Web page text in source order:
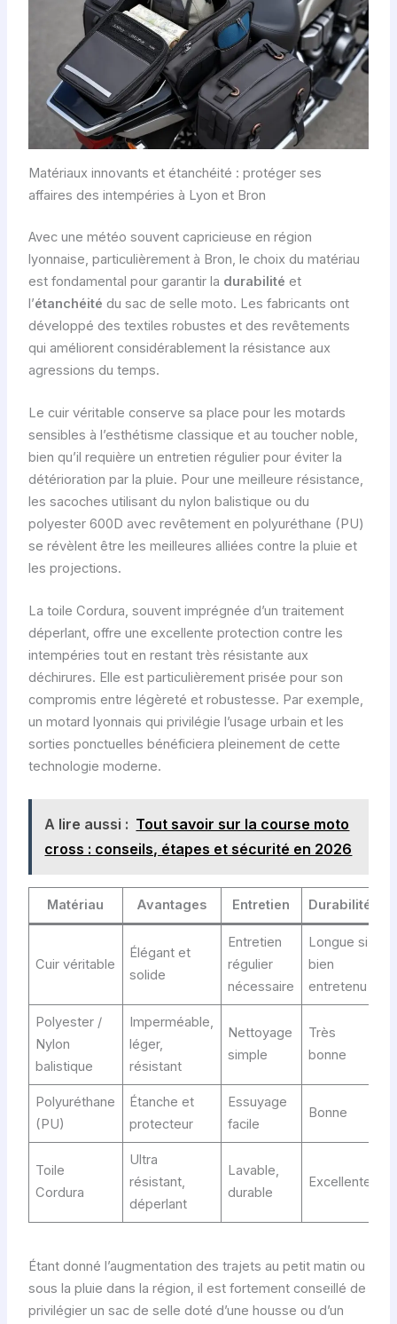
Matériaux innovants et étanchéité : protéger ses
affaires des intempéries à Lyon et Bron
Avec une météo souvent capricieuse en région
lyonnaise, particulièrement à Bron, le choix du matériau
est fondamental pour garantir la durabilité et
l’étanchéité du sac de selle moto. Les fabricants ont
développé des textiles robustes et des revêtements
qui améliorent considérablement la résistance aux
agressions du temps.
Le cuir véritable conserve sa place pour les motards
sensibles à l’esthétisme classique et au toucher noble,
bien qu’il requière un entretien régulier pour éviter la
détérioration par la pluie. Pour une meilleure résistance,
les sacoches utilisant du nylon balistique ou du
polyester 600D avec revêtement en polyuréthane (PU)
se révèlent être les meilleures alliées contre la pluie et
les projections.
La toile Cordura, souvent imprégnée d’un traitement
déperlant, offre une excellente protection contre les
intempéries tout en restant très résistante aux
déchirures. Elle est particulièrement prisée pour son
compromis entre légèreté et robustesse. Par exemple,
un motard lyonnais qui privilégie l’usage urbain et les
sorties ponctuelles bénéficiera pleinement de cette
technologie moderne.
A lire aussi : Tout savoir sur la course moto
cross : conseils, étapes et sécurité en 2026
Matériau Avantages Entretien Durabilité
Cuir véritable
Élégant et
solide
Entretien
régulier
nécessaire
Longue si
bien
entretenu
Polyester /
Nylon
balistique
Imperméable,
léger,
résistant
Nettoyage
simple
Très
bonne
Polyuréthane
(PU)
Étanche et
protecteur
Essuyage
facile
Bonne
Toile
Cordura
Ultra
résistant,
déperlant
Lavable,
durable
Excellente
Étant donné l’augmentation des trajets au petit matin ou
sous la pluie dans la région, il est fortement conseillé de
privilégier un sac de selle doté d’une housse ou d’un